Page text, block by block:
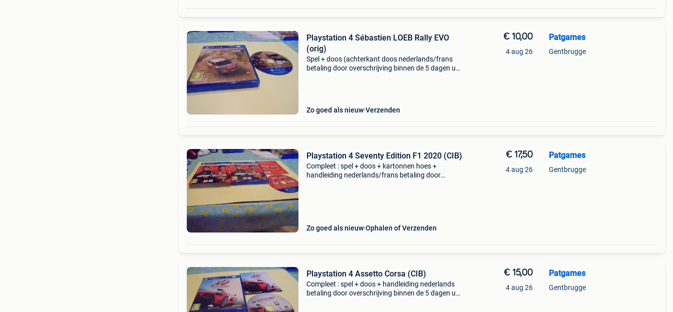
Playstation 4 Sébastien LOEB Rally EVO
(orig)
Spel + doos (achterkant doos nederlands/frans
betaling door overschrijving binnen de 5 dagen uw
Zo goed als nieuw Verzenden
€ 10,00
4 aug 26
Patgames
Gentbrugge
Playstation 4 Seventy Edition F1 2020 (CIB)
Compleet : spel + doos + kartonnen hoes +
handleiding nederlands/frans betaling door
Zo goed als nieuw Ophalen of Verzenden
€ 17,50
4 aug 26
Patgames
Gentbrugge
Playstation 4 Assetto Corsa (CIB)
Compleet : spel + doos + handleiding nederlands
betaling door overschrijving binnen de 5 dagen uw
€ 15,00
4 aug 26
Patgames
Gentbrugge